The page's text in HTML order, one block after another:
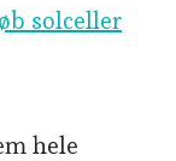
solceller
hele